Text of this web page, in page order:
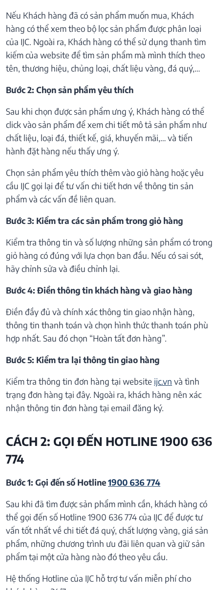
Nếu Khách hàng đã có sản phẩm muốn mua, Khách
hàng có thể xem theo bộ lọc sản phẩm được phân loại
của IJC. Ngoài ra, Khách hàng có thể sử dụng thanh tìm
kiếm của website để tìm sản phẩm mà mình thích theo
tên, thương hiệu, chủng loại, chất liệu vàng, đá quý,…
Bước 2: Chọn sản phẩm yêu thích
Sau khi chọn được sản phẩm ưng ý, Khách hàng có thể
click vào sản phẩm để xem chi tiết mô tả sản phẩm như
chất liệu, loại đá, thiết kế, giá, khuyến mãi,… và tiến
hành đặt hàng nếu thấy ưng ý.
Chọn sản phẩm yêu thích thêm vào giỏ hàng hoặc yêu
cầu IJC gọi lại để tư vấn chi tiết hơn về thông tin sản
phẩm và các vấn đề liên quan.
Bước 3: Kiểm tra các sản phẩm trong giỏ hàng
Kiểm tra thông tin và số lượng những sản phẩm có trong
giỏ hàng có đúng với lựa chọn ban đầu. Nếu có sai sót,
hãy chỉnh sửa và điều chỉnh lại.
Bước 4: Điền thông tin khách hàng và giao hàng
Điền đầy đủ và chính xác thông tin giao nhận hàng,
thông tin thanh toán và chọn hình thức thanh toán phù
hợp nhất. Sau đó chọn “Hoàn tất đơn hàng”.
Bước 5: Kiểm tra lại thông tin giao hàng
Kiểm tra thông tin đơn hàng tại website ijc.vn và tình
trạng đơn hàng tại đây. Ngoài ra, khách hàng nên xác
nhận thông tin đơn hàng tại email đăng ký.
CÁCH 2: GỌI ĐẾN HOTLINE 1900 636
774
Bước 1: Gọi đến số Hotline1900 636 774
Sau khi đã tìm được sản phẩm mình cần, khách hàng có
thể gọi đến số Hotline 1900 636 774 của IJC để được tư
vấn tốt nhất về chi tiết đá quý, chất lượng vàng, giá sản
phẩm, những chương trình ưu đãi liên quan và giữ sản
phẩm tại một cửa hàng nào đó theo yêu cầu.
Hệ thống Hotline của IJC hỗ trợ tư vấn miễn phí cho